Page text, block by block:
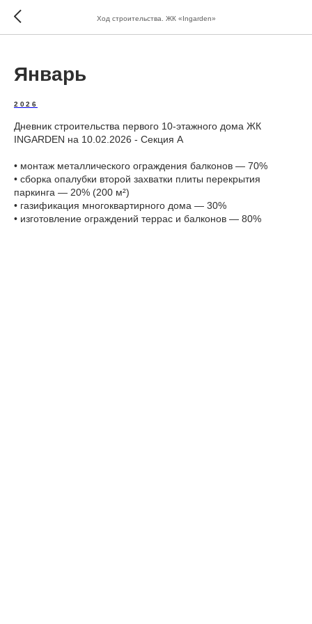
Ход строительства. ЖК «Ingarden»
Январь
2026
Дневник строительства первого 10-этажного дома ЖК
INGARDEN на 10.02.2026 - Секция А
•⁠ ⁠монтаж металлического ограждения балконов — 70%
•⁠ ⁠сборка опалубки второй захватки плиты перекрытия
паркинга — 20% (200 м²)
•⁠ ⁠газификация многоквартирного дома — 30%
•⁠ ⁠изготовление ограждений террас и балконов — 80%